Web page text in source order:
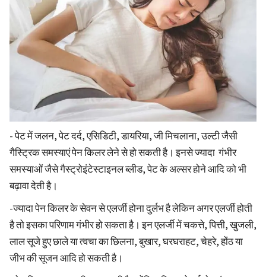
- पेट में जलन, पेट दर्द, एसिडिटी, डायरिया, जी मिचलाना, उल्टी जैसी
गैस्ट्रिक समस्याएं पेन किलर लेने से हो सकती है। इनसे ज्यादा गंभीर
समस्याओं जैसे गैस्ट्रोइंटेस्टाइनल ब्लीड, पेट के अल्सर होने आदि को भी
बढ़ावा देती है।
-ज्यादा पेन किलर के सेवन से एलर्जी होना दुर्लभ है लेकिन अगर एलर्जी होती
है तो इसका परिणाम गंभीर हो सकता है। इन एलर्जी में चकत्ते, पित्ती, खुजली,
लाल सूजे हुए छाले या त्वचा का छिलना, बुखार, घरघराहट, चेहरे, होंठ या
जीभ की सूजन आदि हो सकती है।